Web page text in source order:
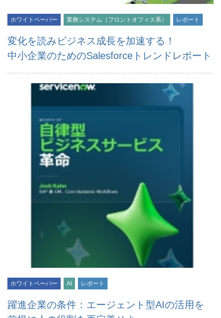
ホワイトペーパー 業務システム（フロントオフィス系） レポート
変化を読みビジネス成長を加速する！
中小企業のためのSalesforceトレンドレポート
ホワイトペーパー AI レポート
躍進企業の条件：エージェント型AIの活用を